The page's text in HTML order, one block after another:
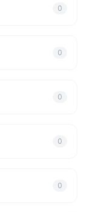
0
0
0
0
0